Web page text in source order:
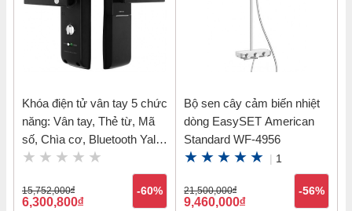
Khóa điện tử vân tay 5 chức
năng: Vân tay, Thẻ từ, Mã
số, Chìa cơ, Bluetooth Yale
YDM7116 MB
15,752,000đ
6,300,800đ
-60%
Bộ sen cây cảm biến nhiệt
dòng EasySET American
Standard WF-4956
| 1
21,500,000đ
9,460,000đ
-56%